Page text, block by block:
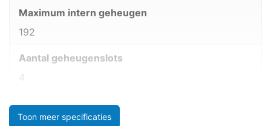
Maximum intern geheugen
192
Aantal geheugenslots
4
Toon meer specificaties